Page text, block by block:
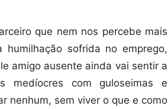
que nem nos percebe mais
sofrida no emprego,
amigo ausente ainda vai sentir a
medíocres com guloseimas e
nenhum, sem viver o que e como